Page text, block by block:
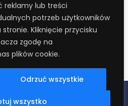
reklamy lub treści
potrzeb użytkowników
Kliknięcie przycisku
zgodę na
plików cookie.
Odrzuć wszystkie
wszystko
o kolejne 12
na stronie.
RODO